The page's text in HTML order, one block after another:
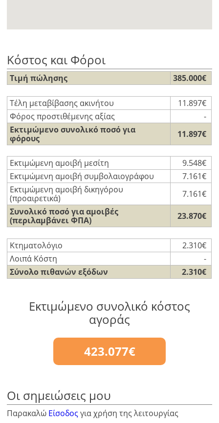
Κόστος και Φόροι
Τιμή πώλησης 385.000€
Τέλη μεταβίβασης ακινήτου
11.897€
Φόρος προστιθέμενης αξίας
-
Εκτιμώμενο συνολικό ποσό για
φόρους
11.897€
Εκτιμώμενη αμοιβή μεσίτη
9.548€
Εκτιμώμενη αμοιβή συμβολαιογράφου
7.161€
Εκτιμώμενη αμοιβή δικηγόρου
(προαιρετικά)
7.161€
Συνολικό ποσό για αμοιβές
(περιλαμβάνει ΦΠΑ)
23.870€
Κτηματολόγιο
2.310€
Λοιπά Κόστη
-
Σύνολο πιθανών εξόδων
2.310€
Εκτιμώμενο συνολικό κόστος
αγοράς
423.077€
Οι σημειώσεις μου
Παρακαλώ Είσοδοςγια χρήση της λειτουργίας